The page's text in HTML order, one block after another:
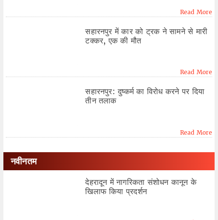
Read More
सहारनपुर में कार को ट्रक ने सामने से मारी
टक्कर, एक की मौत
Read More
सहारनपुर: दुष्कर्म का विरोध करने पर दिया
तीन तलाक
Read More
नवीनतम
देहरादून में नागरिकता संशोधन कानून के
खिलाफ किया प्रदर्शन